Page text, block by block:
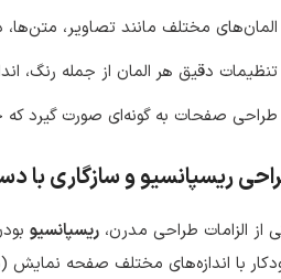
المان‌های مختلف مانند تصاویر، متن‌ها،
تنظیمات دقیق هر المان از جمله رنگ،
طراحی صفحات به گونه‌ای صورت گیرد که
ریسپانسیو و سازگاری با
از الزامات طراحی مدرن، ریسپانسیو
با اندازه‌های مختلف صفحه نمایش